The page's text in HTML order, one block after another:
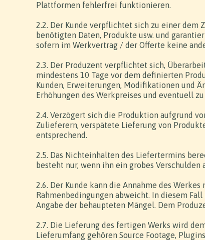
Plattformen fehlerfrei funktionieren.
2.2. Der Kunde verpflichtet sich zu einer
benötigten Daten, Produkte usw. und
sofern im Werkvertrag / der Offerte keine
2.3. Der Produzent verpflichtet sich,
mindestens 10 Tage vor dem definierten
Kunden, Erweiterungen, Modifikationen und
Erhöhungen des Werkpreises und eventuell
2.4. Verzögert sich die Produktion aufgrund
Zulieferern, verspätete Lieferung von
entsprechend.
2.5. Das Nichteinhalten des Liefertermins
besteht nur, wenn ihn ein grobes
2.6. Der Kunde kann die Annahme des
Rahmenbedingungen abweicht. In diesem
Angabe der behaupteten Mängel. Dem
2.7. Die Lieferung des fertigen Werks wird
Lieferumfang gehören Source Footage,